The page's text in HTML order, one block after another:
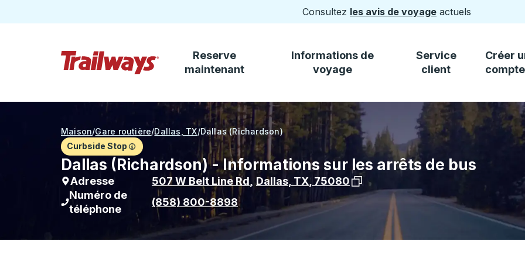
Consultez les avis de voyage actuels
Passez au contenu principal
Reserve
maintenant
Informations de
voyage
Service
client
Créer
compte
Maison/Gare routière/Dallas, TX/Dallas (Richardson)
Curbside Stop
Dallas (Richardson) - Informations sur les arrêts de bus
Adresse 507 W Belt Line Rd Dallas TX 75080 Voir l'emplacement de l'arrêt sur
Numéro de
téléphone
(858) 800-8898